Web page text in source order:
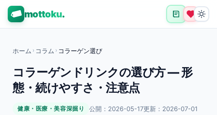
mottoku.
ホーム › コラム › コラーゲン選び
コラーゲンドリンクの選び方 — 形
態・続けやすさ・注意点
健康・医療・美容深掘り 公開：2026-05-17更新：2026-07-01